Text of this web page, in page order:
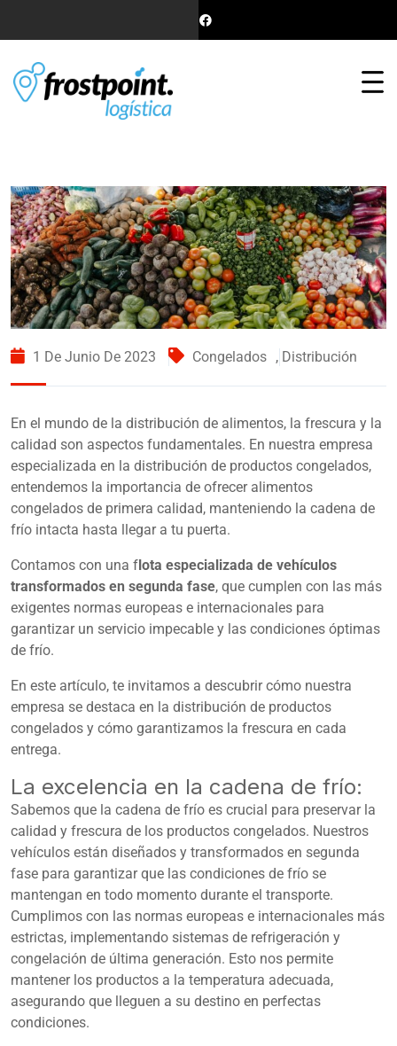
1 De Junio De 2023 Congelados , Distribución
En el mundo de la distribución de alimentos, la frescura y la
calidad son aspectos fundamentales. En nuestra empresa
especializada en la distribución de productos congelados,
entendemos la importancia de ofrecer alimentos
congelados de primera calidad, manteniendo la cadena de
frío intacta hasta llegar a tu puerta.
Contamos con una flota especializada de vehículos
transformados en segunda fase, que cumplen con las más
exigentes normas europeas e internacionales para
garantizar un servicio impecable y las condiciones óptimas
de frío.
En este artículo, te invitamos a descubrir cómo nuestra
empresa se destaca en la distribución de productos
congelados y cómo garantizamos la frescura en cada
entrega.
La excelencia en la cadena de frío:
Sabemos que la cadena de frío es crucial para preservar la
calidad y frescura de los productos congelados. Nuestros
vehículos están diseñados y transformados en segunda
fase para garantizar que las condiciones de frío se
mantengan en todo momento durante el transporte.
Cumplimos con las normas europeas e internacionales más
estrictas, implementando sistemas de refrigeración y
congelación de última generación. Esto nos permite
mantener los productos a la temperatura adecuada,
asegurando que lleguen a su destino en perfectas
condiciones.